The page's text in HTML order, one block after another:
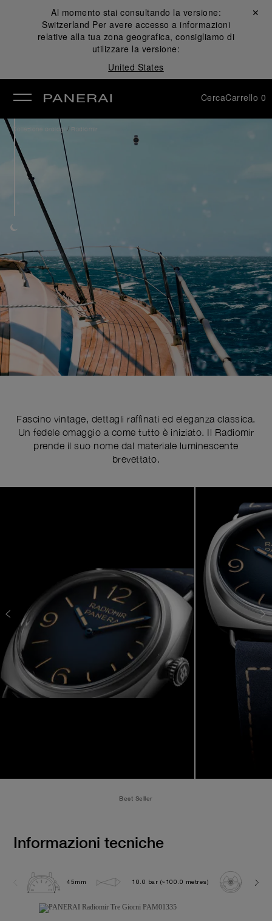
Al momento stai consultando la versione:
Switzerland Per avere accesso a informazioni
relative alla tua zona geografica, consigliamo di
utilizzare la versione:
United States
Chiudi ✕
CercaCarrello 0
Collezione orologi / Radiomir
Fascino vintage, dettagli raffinati ed eleganza classica.
Un fedele omaggio a come tutto è iniziato. Il Radiomir
prende il suo nome dal materiale luminescente
brevettato.
Image
Best Seller
Informazioni tecniche
45mm 10.0 bar (~100.0 metres)